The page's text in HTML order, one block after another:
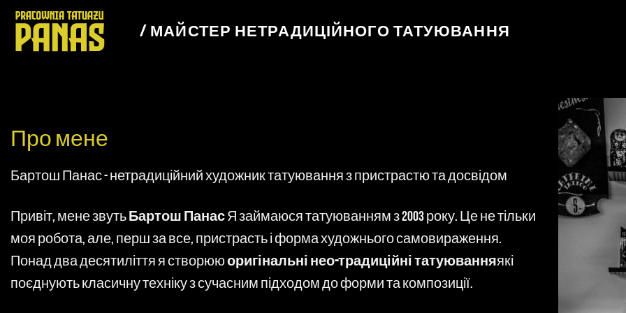
Перейти
змісту
/ МАЙСТЕР НЕТРАДИЦІЙНОГО ТАТУЮВАННЯ
Про мене
Бартош Панас - нетрадиційний художник татуювання з пристрастю та досвідом
Привіт, мене звутьБартош ПанасЯ займаюся татуюванням з 2003 року. Це не тільки
моя робота, але, перш за все, пристрасть і форма художнього самовираження.
Понад два десятиліття я створююоригінальні нео-традиційні татуюванняякі
поєднують класичну техніку з сучасним підходом до форми та композиції.